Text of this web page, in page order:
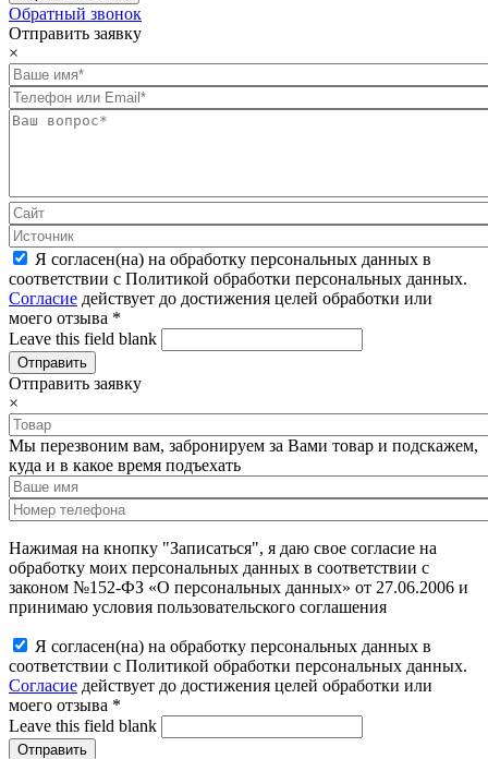
Обратный звонок
Отправить заявку
×
Я согласен(на) на обработку персональных данных в
соответствии с Политикой обработки персональных данных.
Согласие действует до достижения целей обработки или
моего отзыва *
Leave this field blank
Отправить заявку
×
Мы перезвоним вам, забронируем за Вами товар и подскажем,
куда и в какое время подъехать
Нажимая на кнопку "Записаться", я даю свое согласие на
обработку моих персональных данных в соответствии с
законом №152-ФЗ «О персональных данных» от 27.06.2006 и
принимаю условия пользовательского соглашения
Я согласен(на) на обработку персональных данных в
соответствии с Политикой обработки персональных данных.
Согласие действует до достижения целей обработки или
моего отзыва *
Leave this field blank